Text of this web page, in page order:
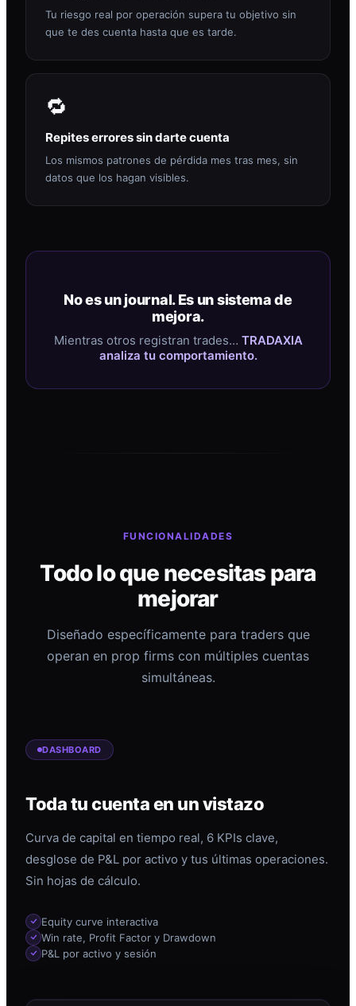
Tu riesgo real por operación supera tu objetivo sin
que te des cuenta hasta que es tarde.
🔁
Repites errores sin darte cuenta
Los mismos patrones de pérdida mes tras mes, sin
datos que los hagan visibles.
No es un journal. Es un sistema de
mejora.
Mientras otros registran trades… TRADAXIA
analiza tu comportamiento.
FUNCIONALIDADES
Todo lo que necesitas para
mejorar
Diseñado específicamente para traders que
operan en prop firms con múltiples cuentas
simultáneas.
DASHBOARD
Toda tu cuenta en un vistazo
Curva de capital en tiempo real, 6 KPIs clave,
desglose de P&L por activo y tus últimas operaciones.
Sin hojas de cálculo.
Equity curve interactiva
Win rate, Profit Factor y Drawdown
P&L por activo y sesión